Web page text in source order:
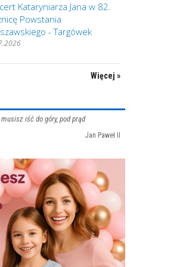
Kataryniarza Jana w 82.
Powstania
- Targówek
Więcej »
iść do góry, pod prąd
Jan Paweł II